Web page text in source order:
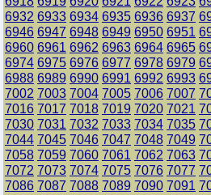
6932 6933 6934 6935 6936 6937
6946 6947 6948 6949 6950 6951
6960 6961 6962 6963 6964 6965
6974 6975 6976 6977 6978 6979
6988 6989 6990 6991 6992 6993
7002 7003 7004 7005 7006 7007
7016 7017 7018 7019 7020 7021
7030 7031 7032 7033 7034 7035
7044 7045 7046 7047 7048 7049
7058 7059 7060 7061 7062 7063
7072 7073 7074 7075 7076 7077
7086 7087 7088 7089 7090 7091